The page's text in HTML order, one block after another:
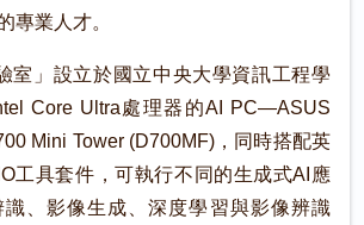
專業人才。
室」設立於國立中央大學資訊工程學
Core Ultra處理器的AI PC—ASUS
Mini Tower (D700MF)，同時搭配英
工具套件，可執行不同的生成式AI應
識、影像生成、深度學習與影像辨識